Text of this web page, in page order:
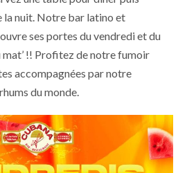
la nuit. Notre bar latino et
ses portes du vendredi et du
mat’ !! Profitez de notre fumoir
accompagnées par notre
du monde.